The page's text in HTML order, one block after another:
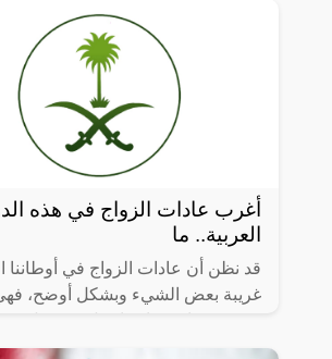
أغرب عادات الزواج في هذه
العربية.. ما
قد نظن أن عادات الزواج في أوطاننا
غريبة بعض الشيء وبشكل أوضح،
وشبكة، والتزامات مُعظمها ليس له